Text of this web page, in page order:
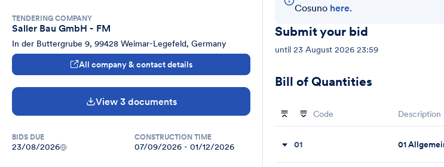
TENDERING COMPANY
Saller Bau GmbH - FM
In der Buttergrube 9, 99428 Weimar-Legefeld, Germany
All company & contact details
View 3 documents
BIDS DUE
23/08/2026
CONSTRUCTION TIME
07/09/2026 - 01/12/2026
Cosuno here.
Submit your bid
until 23 August 2026 23:59
Bill of Quantities
Code Description
01 01